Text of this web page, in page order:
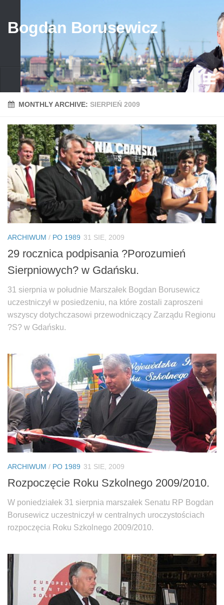
Bogdan Borusewicz
Aktualności
przed 1989
po 1989
Media
Galeria
Życiorys
Fundacja Batorego
MONTHLY ARCHIVE: SIERPIEŃ 2009
ARCHIWUM / PO 1989 31 SIE, 2009
29 rocznica podpisania ?Porozumień
Sierpniowych? w Gdańsku.
31 sierpnia w południe Marszałek Bogdan Borusewicz
uczestniczył w posiedzeniu, na które zostali zaproszeni
wszyscy dotychczasowi przewodniczący Zarządu Regionu
?S? w Gdańsku.
ARCHIWUM / PO 1989 31 SIE, 2009
Rozpoczęcie Roku Szkolnego 2009/2010.
W poniedziałek 31 sierpnia marszałek Senatu RP Bogdan
Borusewicz uczestniczył w centralnych uroczystościach
rozpoczęcia Roku Szkolnego 2009/2010.